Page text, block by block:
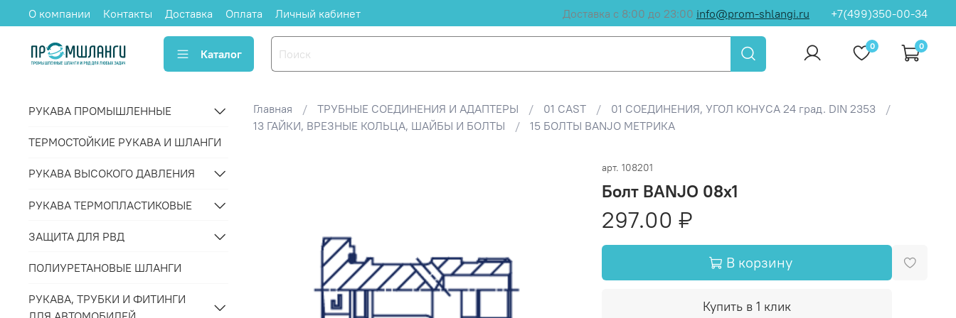
О компании Контакты Доставка Оплата Личный кабинет Доставка с 8:00 до 23:00 info@prom-shlangi.ru +7(499)350-00-34
Каталог
0 0
Главная ТРУБНЫЕ СОЕДИНЕНИЯ И АДАПТЕРЫ 01 CAST
01 CОЕДИНЕНИЯ, УГОЛ КОНУСА 24 град. DIN 2353
13 ГАЙКИ, ВРЕЗНЫЕ КОЛЬЦА, ШАЙБЫ И БОЛТЫ
15 БОЛТЫ BANJO МЕТРИКА
арт. 108201
Болт BANJO 08x1
297.00 ₽
В корзину
Купить в 1 клик
РУКАВА ПРОМЫШЛЕННЫЕ
ТЕРМОСТОЙКИЕ РУКАВА И ШЛАНГИ
РУКАВА ВЫСОКОГО ДАВЛЕНИЯ
РУКАВА ТЕРМОПЛАСТИКОВЫЕ
ЗАЩИТА ДЛЯ РВД
ПОЛИУРЕТАНОВЫЕ ШЛАНГИ
РУКАВА, ТРУБКИ И ФИТИНГИ